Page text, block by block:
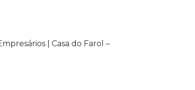
| Casa do Farol –